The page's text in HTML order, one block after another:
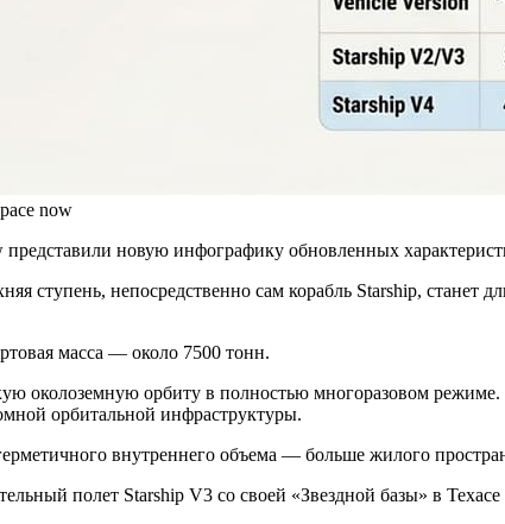
now
новую инфографику обновленных
ступень, непосредственно сам корабль Starship, станет
масса — около 7500 тонн.
околоземную орбиту в полностью многоразовом
орбитальной инфраструктуры.
внутреннего объема — больше жилого
полет Starship V3 со своей «Звездной базы» в